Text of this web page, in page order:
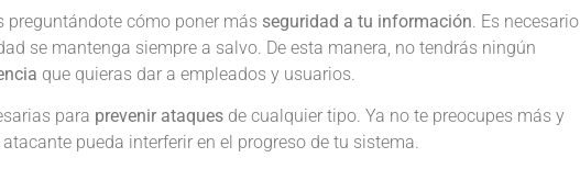
preguntándote cómo poner más seguridad a tu información. Es necesario
se mantenga siempre a salvo. De esta manera, no tendrás ningún
que quieras dar a empleados y usuarios.
para prevenir ataques de cualquier tipo. Ya no te preocupes más y
pueda interferir en el progreso de tu sistema.